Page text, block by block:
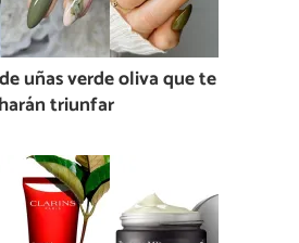
uñas verde oliva que te
harán triunfar